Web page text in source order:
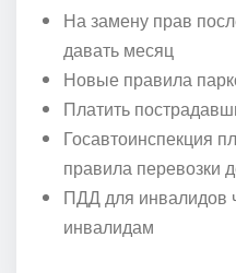
На замену прав
давать месяц
Новые правила
Платить
Госавтоинспекция
правила перевозки
ПДД для инвалидов
инвалидам